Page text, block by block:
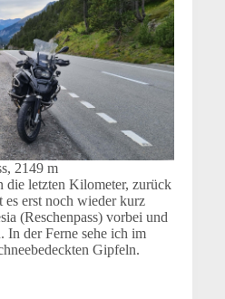
2149 m
die letzten Kilometer, zurück
erst noch wieder kurz
(Reschenpass) vorbei und
In der Ferne sehe ich im
Gipfeln.